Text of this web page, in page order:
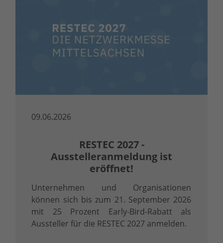
09.06.2026
RESTEC 2027 -
Ausstelleranmeldung ist
eröffnet!
Unternehmen und Organisationen
können sich bis zum 21. September 2026
mit 25 Prozent Early-Bird-Rabatt als
Aussteller für die RESTEC 2027 anmelden.